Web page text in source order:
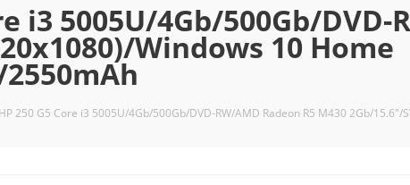
i3 5005U/4Gb/500Gb/DVD-
Windows 10 Home
250 G5 Core i3 5005U/4Gb/500Gb/DVD-RW/AMD Radeon R5 M430 2Gb/